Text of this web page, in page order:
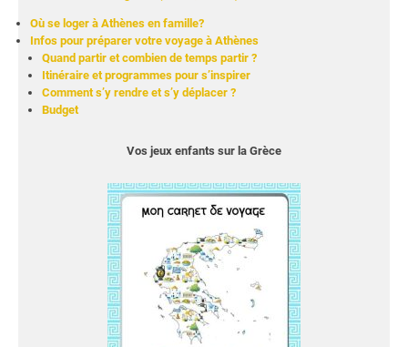
Où se loger à Athènes en famille?
Infos pour préparer votre voyage à Athènes
Quand partir et combien de temps partir ?
Itinéraire et programmes pour s’inspirer
Comment s’y rendre et s’y déplacer ?
Budget
Vos jeux enfants sur la Grèce